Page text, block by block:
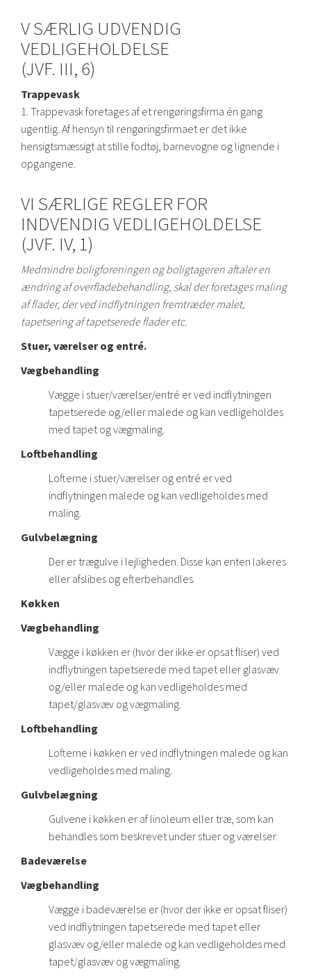
V SÆRLIG UDVENDIG
VEDLIGEHOLDELSE
(JVF. III, 6)
Trappevask
1. Trappevask foretages af et rengøringsfirma én gang
ugentlig. Af hensyn til rengøringsfirmaet er det ikke
hensigtsmæssigt at stille fodtøj, barnevogne og lignende i
opgangene.
VI SÆRLIGE REGLER FOR
INDVENDIG VEDLIGEHOLDELSE
(JVF. IV, 1)
Medmindre boligforeningen og boligtageren aftaler en
ændring af overfladebehandling, skal der foretages maling
af flader, der ved indflytningen fremtræder malet,
tapetsering af tapetserede flader etc.
Stuer, værelser og entré.
Vægbehandling
Vægge i stuer/værelser/entré er ved indflytningen
tapetserede og/eller malede og kan vedligeholdes
med tapet og vægmaling.
Loftbehandling
Lofterne i stuer/værelser og entré er ved
indflytningen malede og kan vedligeholdes med
maling.
Gulvbelægning
Der er trægulve i lejligheden. Disse kan enten lakeres
eller afslibes og efterbehandles.
Køkken
Vægbehandling
Vægge i køkken er (hvor der ikke er opsat fliser) ved
indflytningen tapetserede med tapet eller glasvæv
og/eller malede og kan vedligeholdes med
tapet/glasvæv og vægmaling.
Loftbehandling
Lofterne i køkken er ved indflytningen malede og kan
vedligeholdes med maling.
Gulvbelægning
Gulvene i køkken er af linoleum eller træ, som kan
behandles som beskrevet under stuer og værelser.
Badeværelse
Vægbehandling
Vægge i badeværelse er (hvor der ikke er opsat fliser)
ved indflytningen tapetserede med tapet eller
glasvæv og/eller malede og kan vedligeholdes med
tapet/glasvæv og vægmaling.